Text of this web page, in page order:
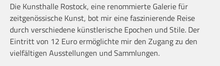
Die Kunsthalle Rostock, eine renommierte Galerie für
zeitgenössische Kunst, bot mir eine faszinierende Reise
durch verschiedene künstlerische Epochen und Stile. Der
Eintritt von 12 Euro ermöglichte mir den Zugang zu den
vielfältigen Ausstellungen und Sammlungen.